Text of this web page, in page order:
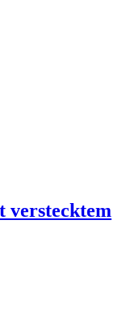
verstecktem